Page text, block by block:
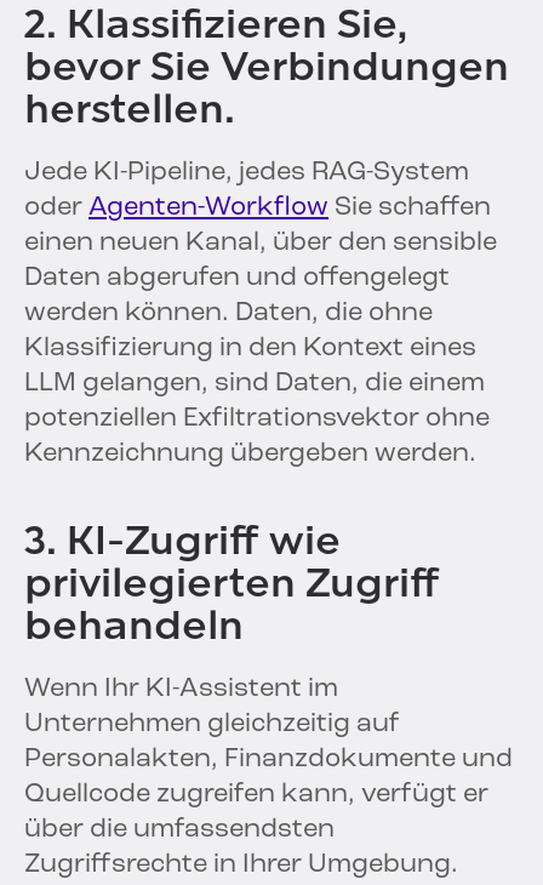
2. Klassifizieren Sie,
bevor Sie Verbindungen
herstellen.
Jede KI-Pipeline, jedes RAG-System
oder Agenten-Workflow Sie schaffen
einen neuen Kanal, über den sensible
Daten abgerufen und offengelegt
werden können. Daten, die ohne
Klassifizierung in den Kontext eines
LLM gelangen, sind Daten, die einem
potenziellen Exfiltrationsvektor ohne
Kennzeichnung übergeben werden.
3. KI-Zugriff wie
privilegierten Zugriff
behandeln
Wenn Ihr KI-Assistent im
Unternehmen gleichzeitig auf
Personalakten, Finanzdokumente und
Quellcode zugreifen kann, verfügt er
über die umfassendsten
Zugriffsrechte in Ihrer Umgebung.